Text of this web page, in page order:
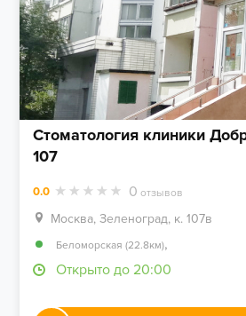
Стоматология клиники
107
0.0 0 отзывов
Москва, Зеленоград, к. 107в
Беломорская (22.8км),
Открыто до 20:00